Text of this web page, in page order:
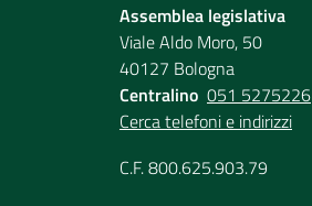
Assemblea legislativa
Viale Aldo Moro, 50
40127 Bologna
Centralino 051 5275226
Cerca telefoni e indirizzi
C.F. 800.625.903.79